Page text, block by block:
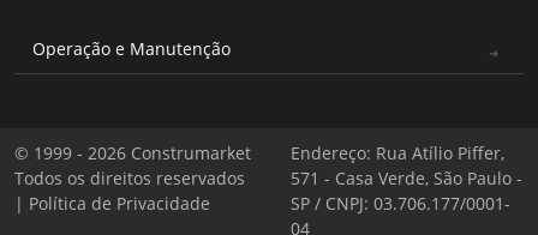
Operação e Manutenção
© 1999 - 2026 Construmarket
Todos os direitos reservados
| Política de Privacidade
Endereço: Rua Atílio Piffer,
571 - Casa Verde, São Paulo -
SP / CNPJ: 03.706.177/0001-
04